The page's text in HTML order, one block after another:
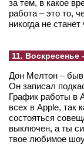
за тем, в какое
работа – это то,
никогда не
11. Воскресенье
Дон Мелтон –
Он записал
График работы в
всех в Apple, так
состояться
выключен, а ты
твое любимое